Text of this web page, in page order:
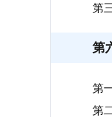
第
第
第
第